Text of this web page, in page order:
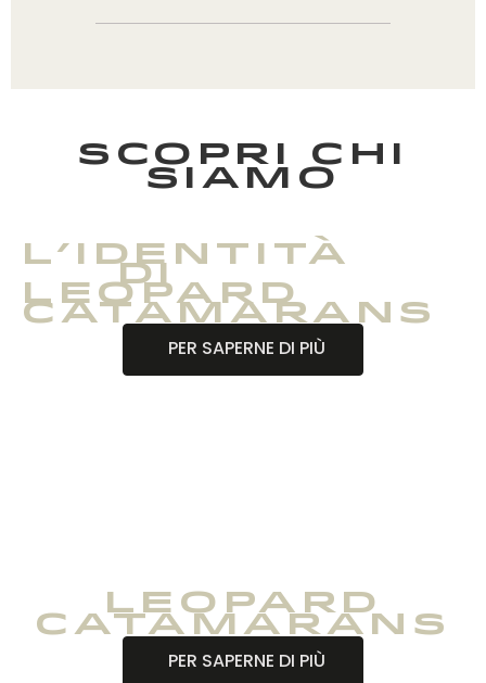
SCOPRI CHI
SIAMO
L’identità
di
Leopard
Catamarans
PER SAPERNE DI PIÙ
Leopard
Catamarans
PER SAPERNE DI PIÙ